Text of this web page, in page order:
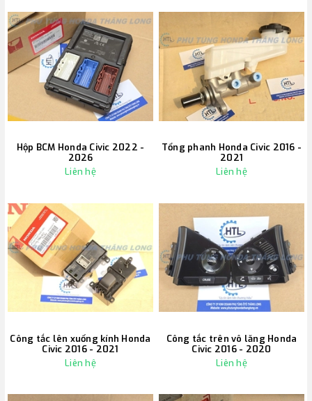
Hộp BCM Honda Civic 2022 -
2026
Liên hệ
Tổng phanh Honda Civic 2016 -
2021
Liên hệ
Công tắc lên xuống kính Honda
Civic 2016 - 2021
Liên hệ
Công tắc trên vô lăng Honda
Civic 2016 - 2020
Liên hệ